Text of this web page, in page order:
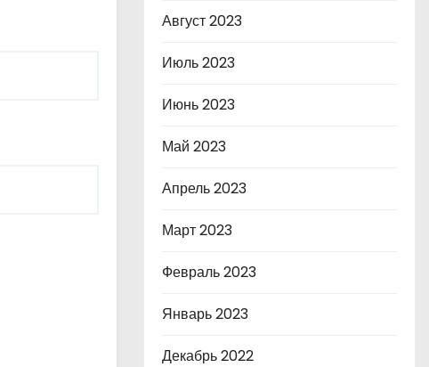
Август 2023
Июль 2023
Июнь 2023
Май 2023
Апрель 2023
Март 2023
Февраль 2023
Январь 2023
Декабрь 2022